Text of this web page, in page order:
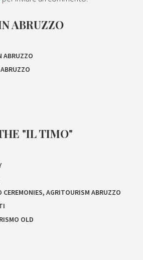
ABRUZZO
ABRUZZO
"IL TIMO"
AGRITOURISM ABRUZZO
OLD